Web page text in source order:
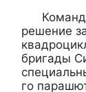
решение
бригады
го